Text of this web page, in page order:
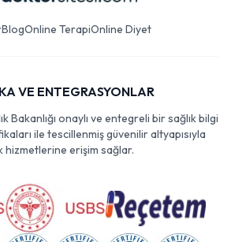
BlogOnline TerapiOnline Diyet
VE ENTEGRASYONLAR
Bakanlığı onaylı ve entegreli bir sağlık bilgi
ile tescillenmiş güvenilir altyapısıyla
hizmetlerine erişim sağlar.